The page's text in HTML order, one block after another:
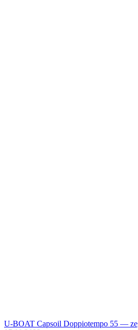
U-BOAT Capsoil Doppiotempo 55 —